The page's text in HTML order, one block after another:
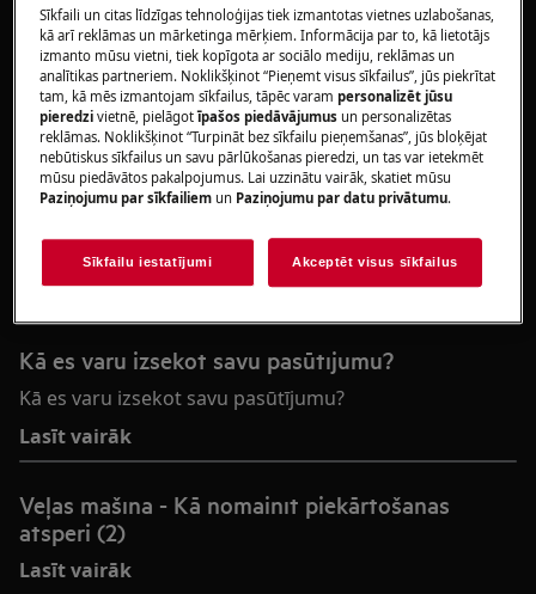
Lasīt vairāk
Important Update: Android 9 and 10 No Longer
Supported for AEG/Electrolux Apps
Lasīt vairāk
mazgāšanas līdzekļa tvertni
Lasīt vairāk
Kā es varu izsekot savu pasūtījumu?
Kā es varu izsekot savu pasūtījumu?
Lasīt vairāk
Veļas mašīna - Kā nomainīt piekārtošanas
atsperi (2)
Lasīt vairāk
Sīkfaili un citas līdzīgas tehnoloģijas tiek izmantotas vietnes uzlabošanas,
kā arī reklāmas un mārketinga mērķiem. Informācija par to, kā lietotājs
izmanto mūsu vietni, tiek kopīgota ar sociālo mediju, reklāmas un
analītikas partneriem. Noklikšķinot “Pieņemt visus sīkfailus”, jūs piekrītat
tam, kā mēs izmantojam sīkfailus, tāpēc varampersonalizēt jūsu
pieredzivietnē, pielāgotīpašos piedāvājumus un personalizētas
reklāmas. Noklikšķinot “Turpināt bez sīkfailu pieņemšanas”, jūs bloķējat
nebūtiskus sīkfailus un savu pārlūkošanas pieredzi, un tas var ietekmēt
mūsu piedāvātos pakalpojumus. Lai uzzinātu vairāk, skatiet mūsu
Paziņojumu par sīkfailiem un Paziņojumu par datu privātumu.
Sīkfailu iestatījumi Akceptēt visus sīkfailus